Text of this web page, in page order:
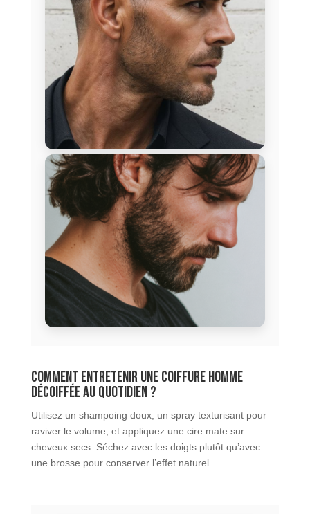
Comment entretenir une coiffure homme
décoiffée au quotidien ?
Utilisez un shampoing doux, un spray texturisant pour
raviver le volume, et appliquez une cire mate sur
cheveux secs. Séchez avec les doigts plutôt qu’avec
une brosse pour conserver l’effet naturel.